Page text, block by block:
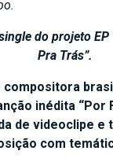
do projeto EP
Pra Trás”.
compositora
inédita “Por
de videoclipe e
com